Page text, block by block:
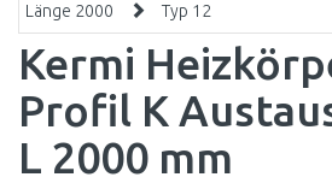
Länge 2000
Typ 12
Kermi
Profil K
L 2000 mm